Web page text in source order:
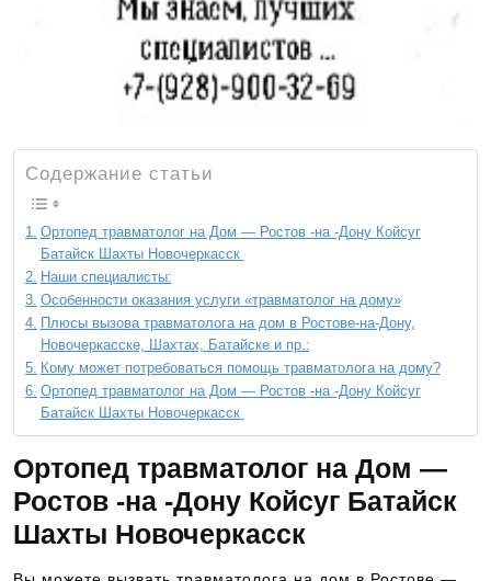
Содержание статьи
Ортопед травматолог на Дом — Ростов -на -Дону Койсуг
Батайск Шахты Новочеркасск
Наши специалисты:
Особенности оказания услуги «травматолог на дому»
Плюсы вызова травматолога на дом в Ростове-на-Дону,
Новочеркасске, Шахтах, Батайске и пр.:
Кому может потребоваться помощь травматолога на дому?
Ортопед травматолог на Дом — Ростов -на -Дону Койсуг
Батайск Шахты Новочеркасск
Ортопед травматолог на Дом —
Ростов -на -Дону Койсуг Батайск
Шахты Новочеркасск